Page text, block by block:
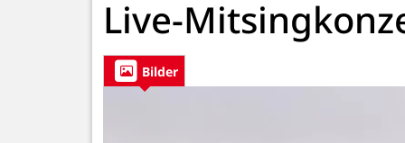
Live-
Bilder